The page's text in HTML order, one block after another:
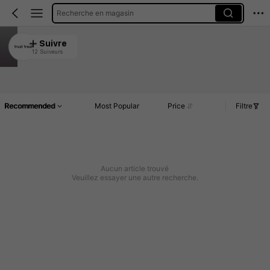
Recherche en magasin
trust treat
4.91
Suivre
12 Suiveurs
Recommended Most Popular Price Filtre
Aucun article trouvé
Veuillez essayer une autre recherche.